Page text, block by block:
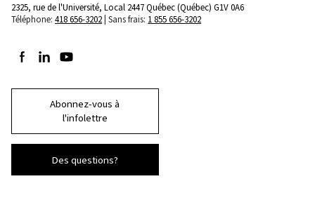
2325, rue de l'Université, Local 2447Québec (Québec) G1V 0A6
Téléphone: 418 656-3202 Sans frais: 1 855 656-3202
Suivez-nous sur Facebook
Suivez-nous sur LinkedIn
Suivez-nous sur Youtube
Abonnez-vous à
l'infolettre
Des questions?